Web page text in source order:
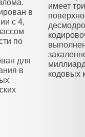
в
с 4,
по
для
в
имеет
кодовых